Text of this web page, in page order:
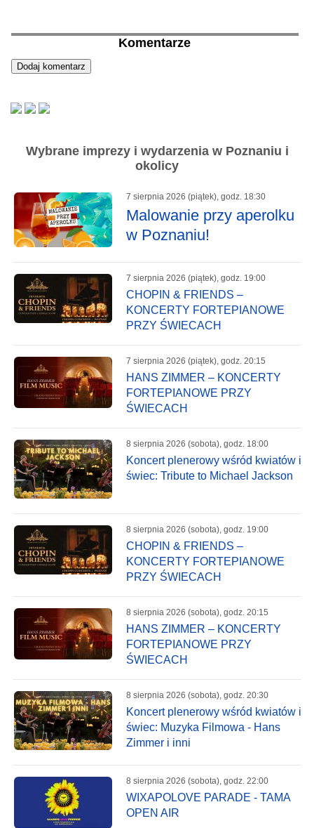
Komentarze
Wybrane imprezy i wydarzenia w Poznaniu i
okolicy
7 sierpnia 2026 (piątek), godz. 18:30
Malowanie przy aperolku
w Poznaniu!
7 sierpnia 2026 (piątek), godz. 19:00
CHOPIN & FRIENDS –
KONCERTY FORTEPIANOWE
PRZY ŚWIECACH
7 sierpnia 2026 (piątek), godz. 20:15
HANS ZIMMER – KONCERTY
FORTEPIANOWE PRZY
ŚWIECACH
8 sierpnia 2026 (sobota), godz. 18:00
Koncert plenerowy wśród kwiatów i
świec: Tribute to Michael Jackson
8 sierpnia 2026 (sobota), godz. 19:00
CHOPIN & FRIENDS –
KONCERTY FORTEPIANOWE
PRZY ŚWIECACH
8 sierpnia 2026 (sobota), godz. 20:15
HANS ZIMMER – KONCERTY
FORTEPIANOWE PRZY
ŚWIECACH
8 sierpnia 2026 (sobota), godz. 20:30
Koncert plenerowy wśród kwiatów i
świec: Muzyka Filmowa - Hans
Zimmer i inni
8 sierpnia 2026 (sobota), godz. 22:00
WIXAPOLOVE PARADE - TAMA
OPEN AIR